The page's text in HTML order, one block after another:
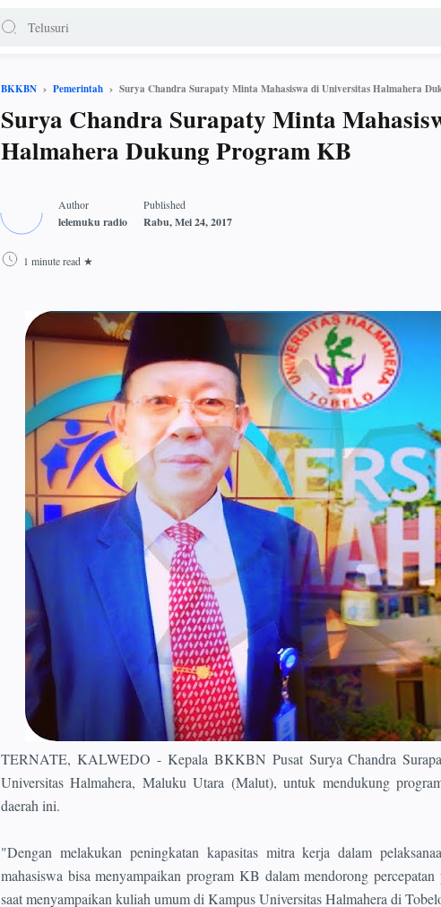
BKKBN Pemerintah Surya Chandra Surapaty Minta Mahasiswa di Universitas Halmahera
Surya Chandra Surapaty Minta
Halmahera Dukung Program KB
1 minute read
TERNATE, KALWEDO - Kepala BKKBN Pusat Surya Chandra
Universitas Halmahera, Maluku Utara (Malut), untuk mendukung
daerah ini.
"Dengan melakukan peningkatan kapasitas mitra kerja dalam
mahasiswa bisa menyampaikan program KB dalam mendorong percepatan
saat menyampaikan kuliah umum di Kampus Universitas Halmahera di